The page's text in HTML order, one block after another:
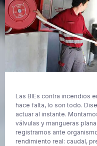
Las BIEs contra incendios
hace falta, lo son todo.
actuar al instante.
válvulas y mangueras
registramos ante
rendimiento real: caudal,